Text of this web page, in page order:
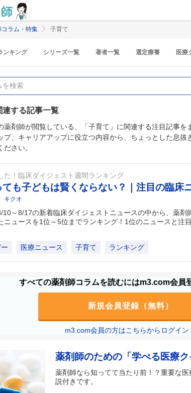
コラム・特集 子育て
ンキング シリーズ一覧 著者一覧 選定療養 医療
連する記事一覧
薬剤師が閲覧している、「子育て」に関連する注目記事を
プ、キャリアアップに役立つ内容から、ちょっとした息
さい。
た！臨床ダイジェスト週間ランキング
も子どもは賢くならない？｜注目の臨床
キクオ
10～8/17の新着臨床ダイジェストニュースの中から、薬剤
ニュースを1位～5位までランキング！1位のニュースと注
医療ニュース 子育て ランキング
すべての薬剤師コラムを読むにはm3.com会員
新規会員登録（無料）
m3.com会員の方はこちらからログイン
薬剤師のための「学べる医療ク
薬剤師なら知ってて当たり前！？重要な
説付きです。